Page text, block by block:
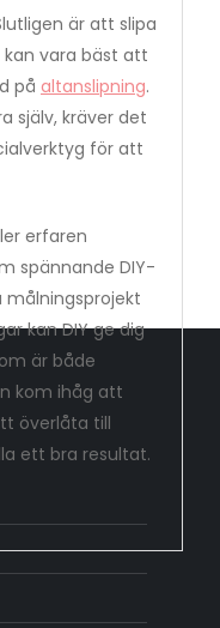
är att slipa
vara bäst att
på altanslipning.
själv, kräver det
för att
erfaren
spännande DIY-
målningsprojekt
kan DIY ge dig
är både
kom ihåg att
överlåta till
ett bra resultat.